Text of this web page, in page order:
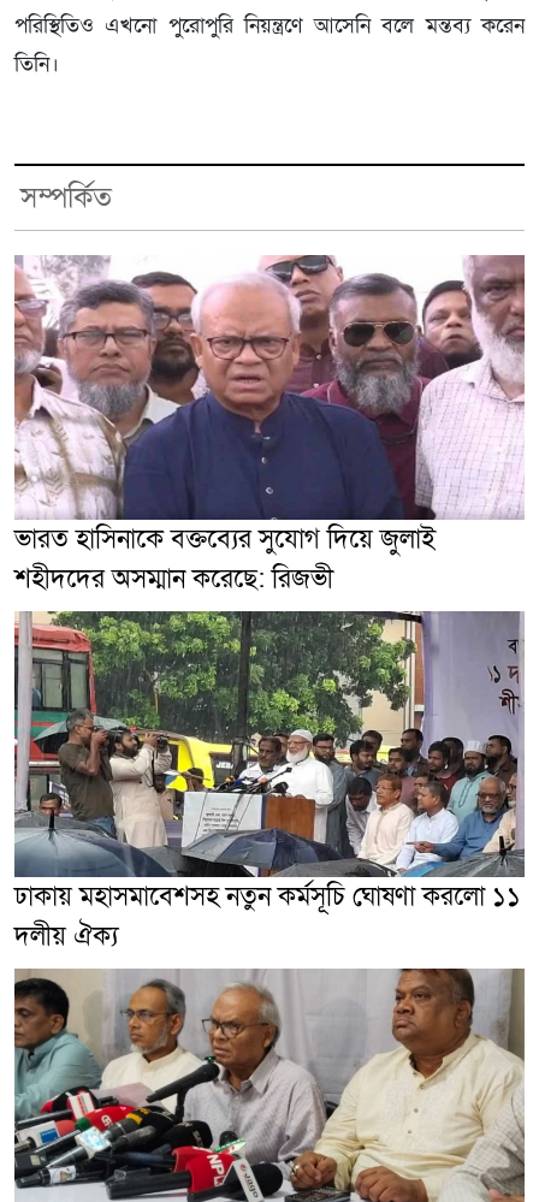
পরিস্থিতিও এখনো পুরোপুরি নিয়ন্ত্রণে আসেনি বলে মন্তব্য করেন
তিনি।
সম্পর্কিত
ভারত হাসিনাকে বক্তব্যের সুযোগ দিয়ে জুলাই
শহীদদের অসম্মান করেছে: রিজভী
ঢাকায় মহাসমাবেশসহ নতুন কর্মসূচি ঘোষণা করলো ১১
দলীয় ঐক্য